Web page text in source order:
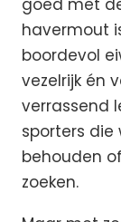
goed met
havermout
boordevol
vezelrijk én
verrassend
sporters die
behouden
zoeken.